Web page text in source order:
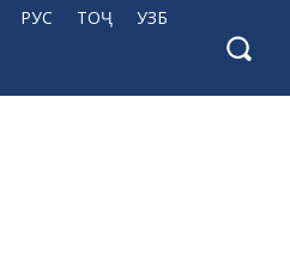
РУС ТОҶ УЗБ